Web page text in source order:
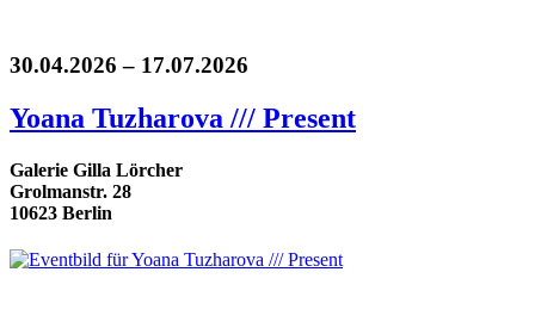
30.04.2026 – 17.07.2026
Yoana Tuzharova /// Present
Galerie Gilla Lörcher
Grolmanstr. 28
10623 Berlin